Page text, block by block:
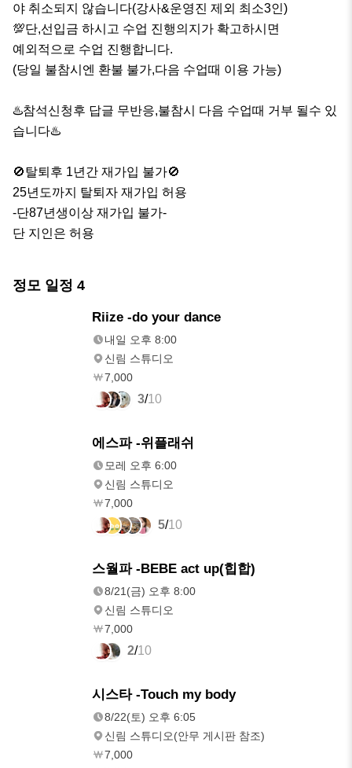
야 취소되지 않습니다(강사&운영진 제외 최소3인)
💯단,선입금 하시고 수업 진행의지가 확고하시면
예외적으로 수업 진행합니다.
(당일 불참시엔 환불 불가,다음 수업때 이용 가능)
♨️참석신청후 답글 무반응,불참시 다음 수업때 거부 될수 있
습니다♨️
🚫탈퇴후 1년간 재가입 불가🚫
25년도까지 탈퇴자 재가입 허용
-단87년생이상 재가입 불가-
단 지인은 허용
정모 일정 4
Riize -do your dance
내일 오후 8:00
신림 스튜디오
7,000
3/10
에스파 -위플래쉬
모레 오후 6:00
신림 스튜디오
7,000
5/10
스월파 -BEBE act up(힙합)
8/21(금) 오후 8:00
신림 스튜디오
7,000
2/10
시스타 -Touch my body
8/22(토) 오후 6:05
신림 스튜디오(안무 게시판 참조)
7,000